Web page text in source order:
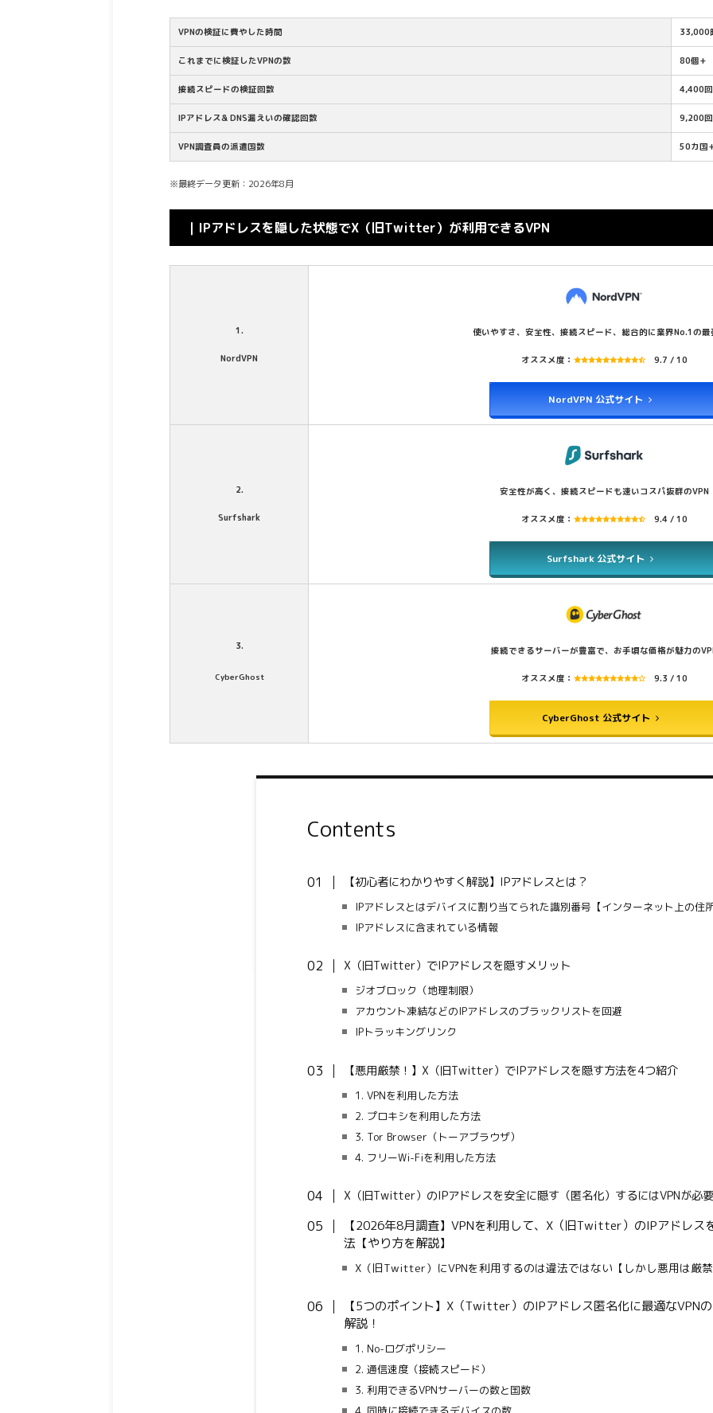
VPNの検証に費やした時間 33,000
これまでに検証したVPNの数 80個+
接続スピードの検証回数 4,400
IPアドレス& DNS漏えいの確認回数 9,200
VPN調査員の派遣国数 50カ国
※最終データ更新：2026年8月
｜IPアドレスを隠した状態でX（旧Twitter）が利用できるVPN
1.
NordVPN
使いやすさ、安全性、接続スピード、総合的に業界No.1の最
オススメ度： 9.7 / 10
NordVPN 公式サイト
2.
Surfshark
安全性が高く、接続スピードも速いコスパ抜群のVPN
オススメ度： 9.4 / 10
Surfshark 公式サイト
3.
CyberGhost
接続できるサーバーが豊富で、お手頃な価格が魅力の
オススメ度： 9.3 / 10
CyberGhost 公式サイト
Contents
【初心者にわかりやすく解説】IPアドレスとは？
IPアドレスとはデバイスに割り当てられた識別番号【インターネット上の住
IPアドレスに含まれている情報
X（旧Twitter）でIPアドレスを隠すメリット
ジオブロック（地理制限）
アカウント凍結などのIPアドレスのブラックリストを回避
IPトラッキングリンク
【悪用厳禁！】X（旧Twitter）でIPアドレスを隠す方法を4つ紹介
1. VPNを利用した方法
2. プロキシを利用した方法
3. Tor Browser（トーアブラウザ）
4. フリーWi-Fiを利用した方法
X（旧Twitter）のIPアドレスを安全に隠す（匿名化）するにはVPNが必要
【2026年8月調査】VPNを利用して、X（旧Twitter）のIPアドレス
法【やり方を解説】
X（旧Twitter）にVPNを利用するのは違法ではない【しかし悪用は厳
【5つのポイント】X（Twitter）のIPアドレス匿名化に最適なVPN
解説！
1. No-ログポリシー
2. 通信速度（接続スピード）
3. 利用できるVPNサーバーの数と国数